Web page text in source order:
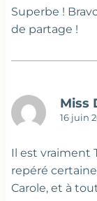
Superbe !
de partage !
Miss
16 juin
Il est vraiment
repéré
Carole, et à